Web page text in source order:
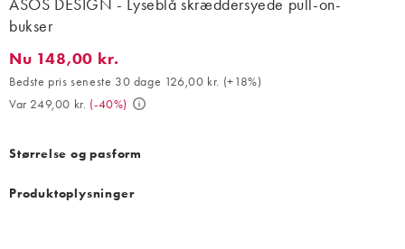
ASOS DESIGN - Lyseblå skræddersyede pull-on-
bukser
Nu 148,00 kr.. Bedste pris seneste 30 dage 126,00 kr. (+18%).
Nu 148,00 kr.
Bedste pris seneste 30 dage 126,00 kr. (+18%)
Var 249,00 kr. (-40%)
Størrelse og pasform
Produktoplysninger